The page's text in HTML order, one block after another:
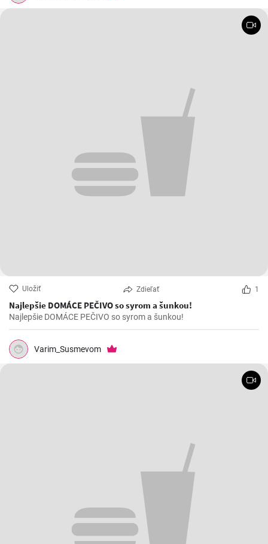
Uložiť Zdieľať 1
Najlepšie DOMÁCE PEČIVO so syrom a šunkou!
Najlepšie DOMÁCE PEČIVO so syrom a šunkou!
Varim_Susmevom